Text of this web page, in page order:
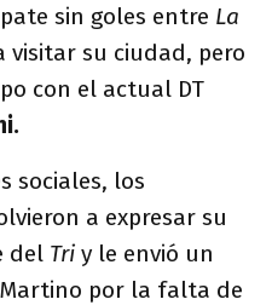
sin goles entre La
visitar su ciudad, pero
con el actual DT
sociales, los
a expresar su
del Tri y le envió un
por la falta de